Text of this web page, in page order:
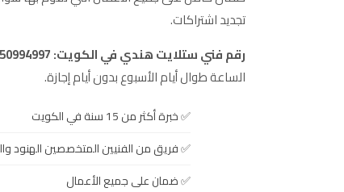
تجديد اشتراكات.
رقم فني ستلايت هندي في الكويت: 50994997
الساعة طوال أيام الأسبوع بدون أيام إجازة.
خبرة أكثر من 15 سنة في الكويت
فريق من الفنيين المتخصصين الهنود
ضمان على جميع الأعمال